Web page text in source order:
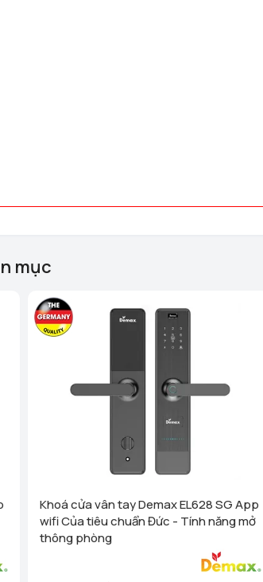
khách hàng, để tránh mua phải hàng giả,
mục
Khoá cửa vân tay Demax EL628 SG App
wifi Của tiêu chuẩn Đức - Tính năng mở
thông phòng